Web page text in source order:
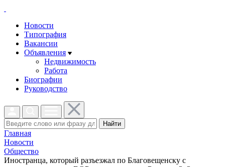
Новости
Типография
Вакансии
Объявления
Недвижимость
Работа
Биографии
Руководство
Найти
Главная
Новости
Общество
Иностранца, который разъезжал по Благовещенску с